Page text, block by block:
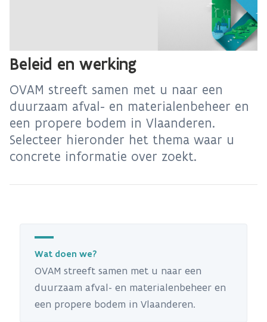
Beleid en werking
OVAM streeft samen met u naar een
duurzaam afval- en materialenbeheer en
een propere bodem in Vlaanderen.
Selecteer hieronder het thema waar u
concrete informatie over zoekt.
Wat doen we?
OVAM streeft samen met u naar een
duurzaam afval- en materialenbeheer en
een propere bodem in Vlaanderen.